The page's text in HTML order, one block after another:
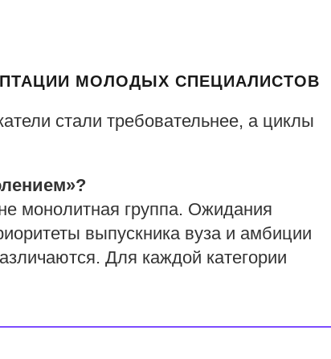
МОЛОДЫХ СПЕЦИАЛИСТОВ
стали требовательнее, а циклы
монолитная группа. Ожидания
выпускника вуза и амбиции
Для каждой категории